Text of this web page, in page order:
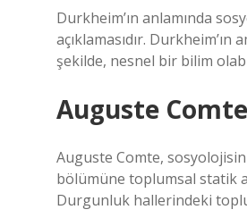
Durkheim’ın anlamında
açıklamasıdır.
şekilde, nesnel bir bilim
Auguste
Auguste Comte,
bölümüne toplumsal statik
Durgunluk hallerindeki